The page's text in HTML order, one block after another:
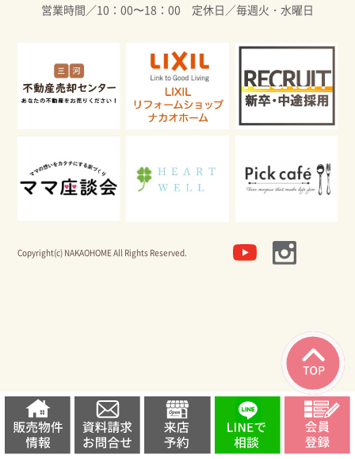
営業時間／10：00〜18：00 定休日／毎週火・水曜日
Copyright(c) NAKAOHOME All Rights Reserved.
ニュース ブログ 施工事例
CONTENTS
ナカオホームの家づくり
CONCEPT
BUSINESS
採用情報
RECRUIT